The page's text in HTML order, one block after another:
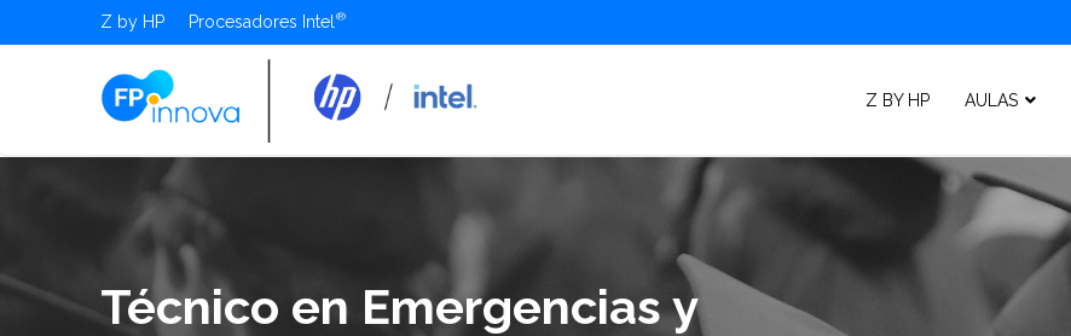
Z by HP Procesadores Intel
Z BY HP AULAS
Técnico en Emergencias y